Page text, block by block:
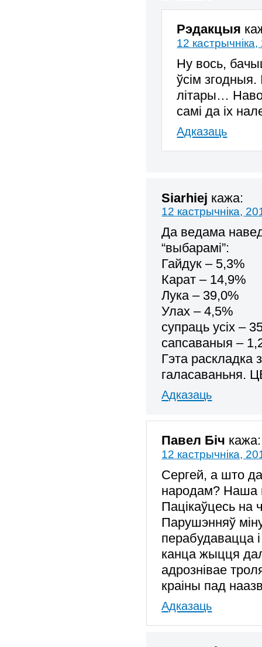
Рэдакцыя
12
Ну вось,
ўсім згодныя.
літары…
самі да іх
Адказаць
Siarhiej кажа:
12 кастрычніка,
Да ведама
“выбарамі”:
Гайдук – 5,3%
Карат – 14,9%
Лука – 39,0%
Улах – 4,5%
супраць усіх –
сапсаваныя –
Гэта раскладка
галасаваньня.
Адказаць
Павел Біч кажа:
12 кастрычніка,
Сергей, а што
народам? Наша
Пацікаўцесь на
Парушэнняў
перабудавацца
канца жыцця
адрознівае
краіны пад
Адказаць